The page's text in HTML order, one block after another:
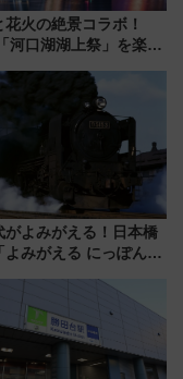
火の絶景コラボ！
河口湖湖上祭」を楽し
がよみがえる！日本橋
よみがえる にっぽんの
真も、駅弁フェスも